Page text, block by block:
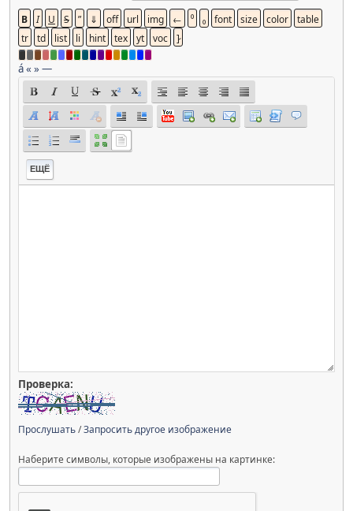
á« »—
ЕЩЁ
Проверка:
Прослушать/Запросить другое изображение
Наберите символы, которые изображены на картинке: